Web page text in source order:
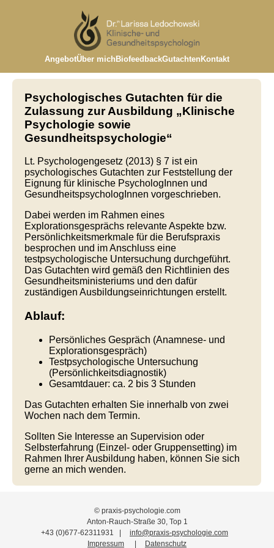
AngebotÜber mich BiofeedbackGutachten Kontakt
Psychologisches Gutachten für die
Zulassung zur Ausbildung „Klinische
Psychologie sowie
Gesundheitspsychologie“
Lt. Psychologengesetz (2013) § 7 ist ein
psychologisches Gutachten zur Feststellung der
Eignung für klinische PsychologInnen und
GesundheitspsychologInnen vorgeschrieben.
Dabei werden im Rahmen eines
Explorationsgesprächs relevante Aspekte bzw.
Persönlichkeitsmerkmale für die Berufspraxis
besprochen und im Anschluss eine
testpsychologische Untersuchung durchgeführt.
Das Gutachten wird gemäß den Richtlinien des
Gesundheitsministeriums und den dafür
zuständigen Ausbildungseinrichtungen erstellt.
Ablauf:
Persönliches Gespräch (Anamnese‑ und
Explorationsgespräch)
Testpsychologische Untersuchung
(Persönlichkeitsdiagnostik)
Gesamtdauer: ca. 2 bis 3 Stunden
Das Gutachten erhalten Sie innerhalb von zwei
Wochen nach dem Termin.
Sollten Sie Interesse an Supervision oder
Selbsterfahrung (Einzel‑ oder Gruppensetting) im
Rahmen Ihrer Ausbildung haben, können Sie sich
gerne an mich wenden.
© praxis-psychologie.com
Anton-Rauch-Straße 30, Top 1
+43 (0)677-62311931
|
info@praxis-psychologie.com
Impressum
| Datenschutz